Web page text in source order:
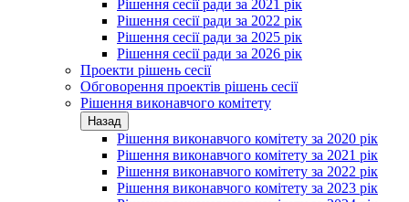
Рішення сесії ради за 2021 рік
Рішення сесії ради за 2022 рік
Рішення сесії ради за 2025 рік
Рішення сесії ради за 2026 рік
Проекти рішень сесії
Обговорення проектів рішень сесії
Рішення виконавчого комітету
Назад
Рішення виконавчого комітету за 2020 рік
Рішення виконавчого комітету за 2021 рік
Рішення виконавчого комітету за 2022 рік
Рішення виконавчого комітету за 2023 рік